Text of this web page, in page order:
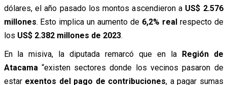
dólares, el año pasado los montos ascendieron a US$ 2.576
millones. Esto implica un aumento de 6,2% realrespecto de
los US$ 2.382 millones de 2023.
En la misiva, la diputada remarcó que en la Región de
Atacama “existen sectores donde los vecinos pasaron de
estar exentos del pago de contribuciones, a pagar sumas